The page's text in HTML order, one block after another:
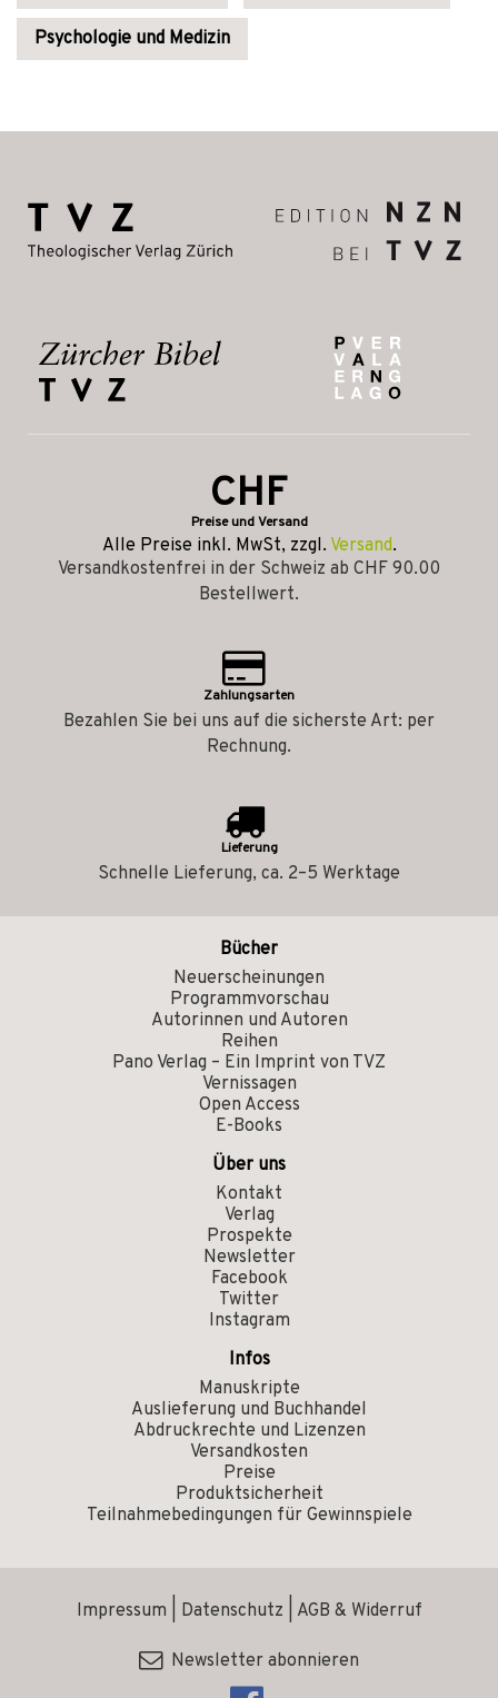
Psychologie und Medizin
CHF
Preise und Versand
Alle Preise inkl. MwSt, zzgl. Versand.
Versandkostenfrei in der Schweiz ab CHF 90.00
Bestellwert.
Zahlungsarten
Bezahlen Sie bei uns auf die sicherste Art: per
Rechnung.
Lieferung
Schnelle Lieferung, ca. 2–5 Werktage
Bücher
Neuerscheinungen
Programmvorschau
Autorinnen und Autoren
Reihen
Pano Verlag – Ein Imprint von TVZ
Vernissagen
Open Access
E-Books
Über uns
Kontakt
Verlag
Prospekte
Newsletter
Facebook
Twitter
Instagram
Infos
Manuskripte
Auslieferung und Buchhandel
Abdruckrechte und Lizenzen
Versandkosten
Preise
Produktsicherheit
Teilnahmebedingungen für Gewinnspiele
Impressum Datenschutz AGB & Widerruf
Newsletter abonnieren